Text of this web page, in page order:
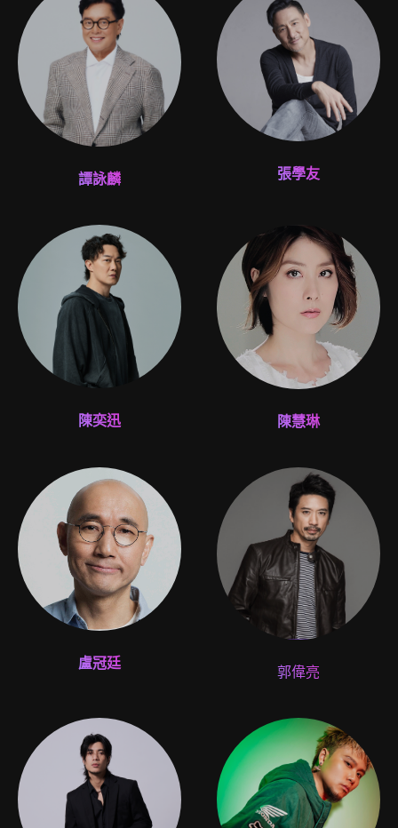
譚詠麟 張學友
陳奕迅 陳慧琳
盧冠廷 郭偉亮